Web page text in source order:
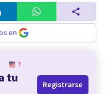
en
?
tu
Registrarse